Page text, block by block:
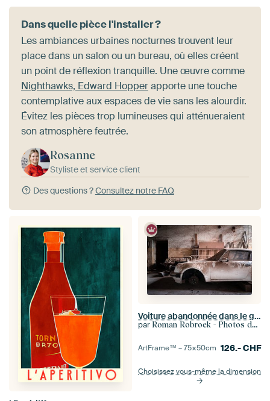
Dans quelle pièce l'installer ?
Les ambiances urbaines nocturnes trouvent leur
place dans un salon ou un bureau, où elles créent
un point de réflexion tranquille. Une œuvre comme
Nighthawks, Edward Hopperapporte une touche
contemplative aux espaces de vie sans les alourdir.
Évitez les pièces trop lumineuses qui atténueraient
son atmosphère feutrée.
Rosanne
Styliste et service client
Des questions ?Consultez notre FAQ
Voiture abandonnée dans le garage.
par Roman Robroek - Photos de bâtiments abandonnés
ArtFrame™ –75×50cm 126.-CHF
Choisissez vous-même la dimension